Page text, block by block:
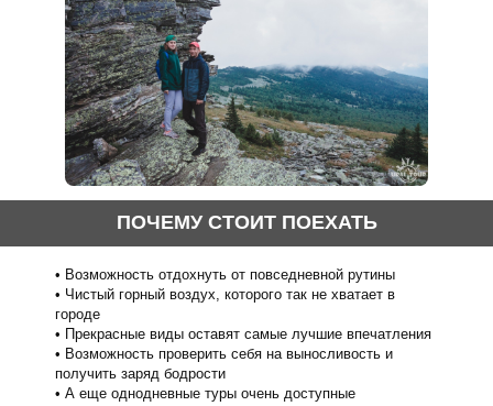
ПОЧЕМУ СТОИТ ПОЕХАТЬ
Возможность отдохнуть от повседневной рутины
Чистый горный воздух, которого так не хватает в
городе
Прекрасные виды оставят самые лучшие впечатления
Возможность проверить себя на выносливость и
получить заряд бодрости
А еще однодневные туры очень доступные